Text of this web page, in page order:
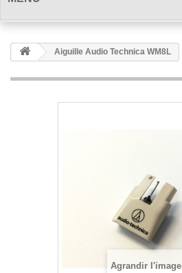
Aiguille Audio Technica WM8L
Agrandir l'image